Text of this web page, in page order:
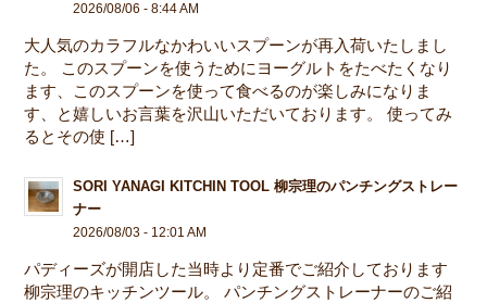
2026/08/06 - 8:44 AM
大人気のカラフルなかわいいスプーンが再入荷いたしまし
た。 このスプーンを使うためにヨーグルトをたべたくなり
ます、このスプーンを使って食べるのが楽しみになりま
す、と嬉しいお言葉を沢山いただいております。 使ってみ
るとその使 […]
SORI YANAGI KITCHIN TOOL 柳宗理のパンチングストレー
ナー
2026/08/03 - 12:01 AM
パディーズが開店した当時より定番でご紹介しております
柳宗理のキッチンツール。 パンチングストレーナーのご紹